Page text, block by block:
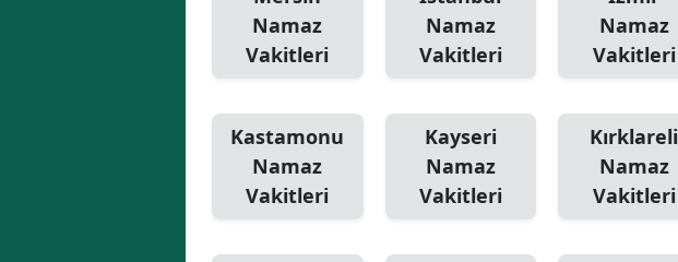
Namaz
Vakitleri
Namaz
Vakitleri
Namaz
Vakitleri
Kastamonu
Namaz
Vakitleri
Kayseri
Namaz
Vakitleri
Kırklareli
Namaz
Vakitleri